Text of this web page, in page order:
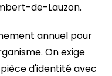
de-Lauzon.
annuel pour
On exige
d'identité avec